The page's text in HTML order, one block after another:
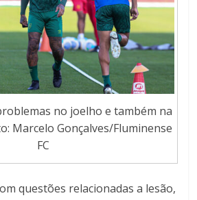
no joelho e também na
Marcelo Gonçalves/Fluminense
FC
questões relacionadas a lesão,